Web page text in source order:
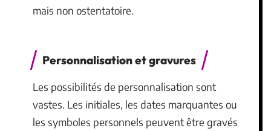
mais non ostentatoire.
Personnalisation et gravures
Les possibilités de personnalisation sont
vastes. Les initiales, les dates marquantes ou
les symboles personnels peuvent être gravés